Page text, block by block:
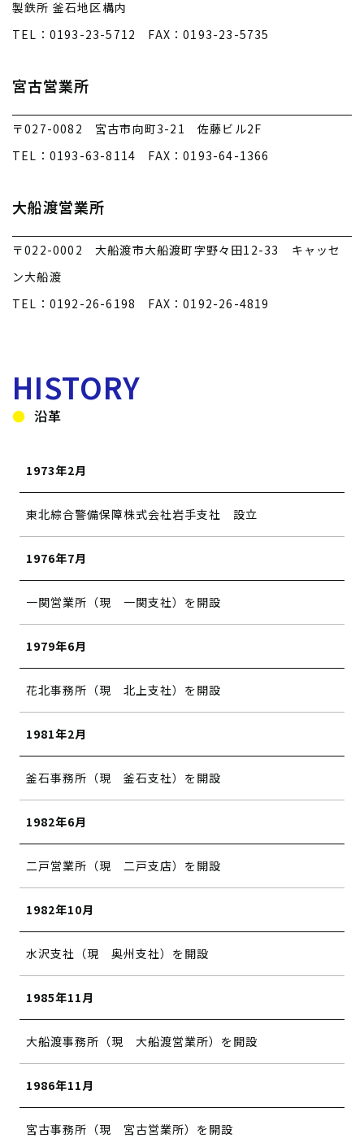
製鉄所 釜石地区構内
TEL：0193-23-5712 FAX：0193-23-5735
宮古営業所
〒027-0082 宮古市向町3-21 佐藤ビル2F
TEL：0193-63-8114 FAX：0193-64-1366
大船渡営業所
〒022-0002 大船渡市大船渡町字野々田12-33 キャッセ
ン大船渡
TEL：0192-26-6198 FAX：0192-26-4819
HISTORY
沿革
1973年2月
東北綜合警備保障株式会社岩手支社 設立
1976年7月
一関営業所（現 一関支社）を開設
1979年6月
花北事務所（現 北上支社）を開設
1981年2月
釜石事務所（現 釜石支社）を開設
1982年6月
二戸営業所（現 二戸支店）を開設
1982年10月
水沢支社（現 奥州支社）を開設
1985年11月
大船渡事務所（現 大船渡営業所）を開設
1986年11月
宮古事務所（現 宮古営業所）を開設